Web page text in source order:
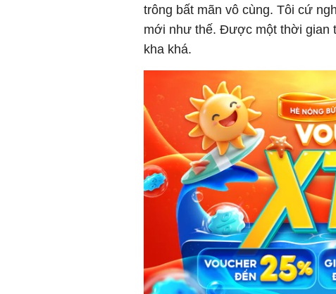
trông bất mãn vô cùng. Tôi cứ
mới như thế. Được một thời gian
kha khá.